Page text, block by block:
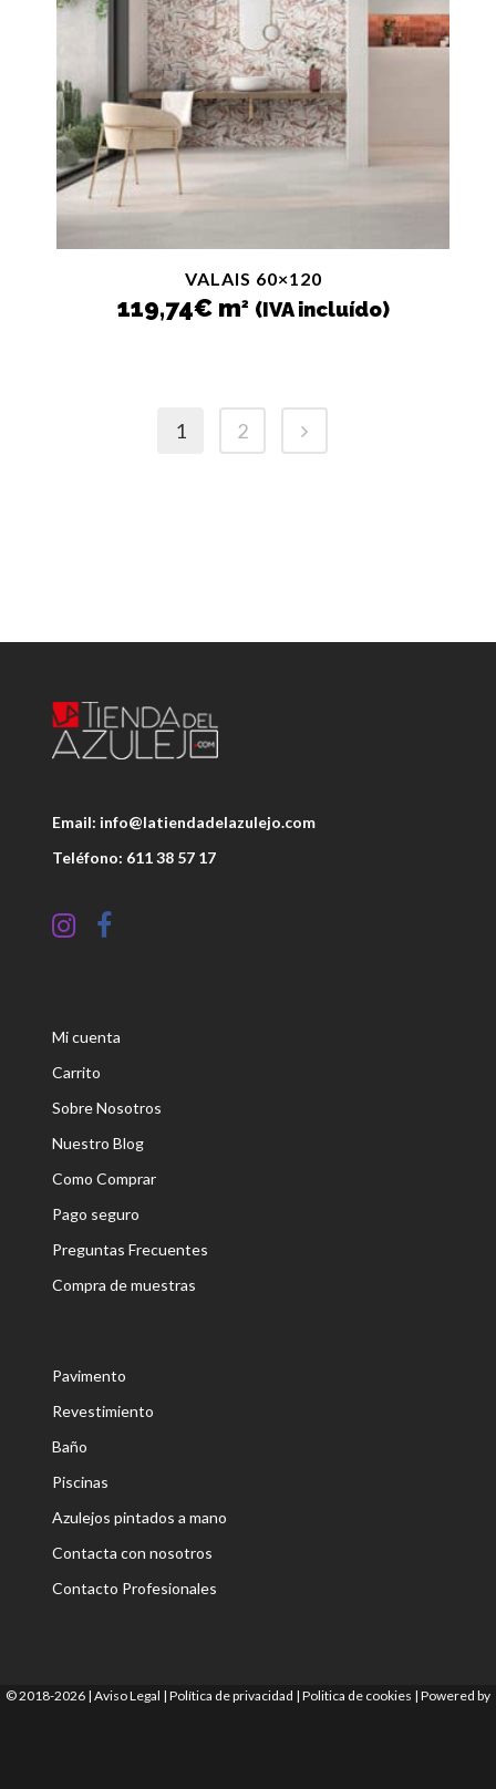
VALAIS 60×120
119,74€m2 (IVA incluído)
1 2
Email: info@latiendadelazulejo.com
Teléfono: 611 38 57 17
Mi cuenta
Carrito
Sobre Nosotros
Nuestro Blog
Como Comprar
Pago seguro
Preguntas Frecuentes
Compra de muestras
Pavimento
Revestimiento
Baño
Piscinas
Azulejos pintados a mano
Contacta con nosotros
Contacto Profesionales
© 2018-2026 | Aviso Legal | Política de privacidad | Politica de cookies | Powered by